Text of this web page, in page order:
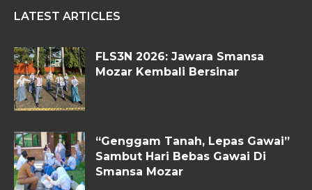
LATEST ARTICLES
FLS3N 2026: Jawara Smansa
Mozar Kembali Bersinar
“Genggam Tanah, Lepas Gawai”
Sambut Hari Bebas Gawai Di
Smansa Mozar